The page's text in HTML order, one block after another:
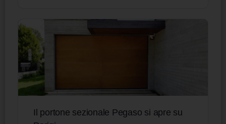
Il portone sezionale Pegaso si apre su